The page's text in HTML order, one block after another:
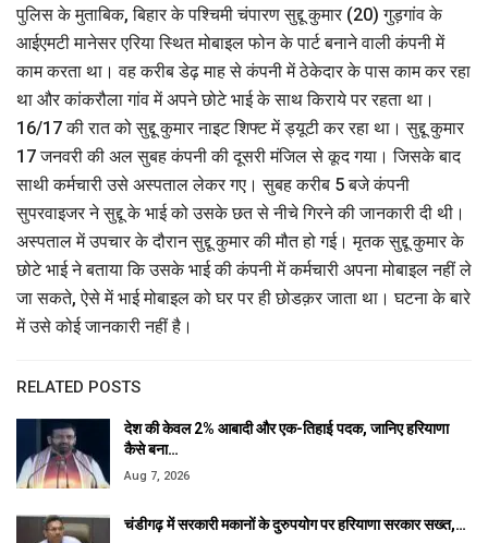
पुलिस के मुताबिक, बिहार के पश्चिमी चंपारण सुद्दू कुमार (20) गुड़गांव के
आईएमटी मानेसर एरिया स्थित मोबाइल फोन के पार्ट बनाने वाली कंपनी में
काम करता था। वह करीब डेढ़ माह से कंपनी में ठेकेदार के पास काम कर रहा
था और कांकरौला गांव में अपने छोटे भाई के साथ किराये पर रहता था।
16/17 की रात को सुद्दू कुमार नाइट शिफ्ट में ड्यूटी कर रहा था। सुद्दू कुमार
17 जनवरी की अल सुबह कंपनी की दूसरी मंजिल से कूद गया। जिसके बाद
साथी कर्मचारी उसे अस्पताल लेकर गए। सुबह करीब 5 बजे कंपनी
सुपरवाइजर ने सुद्दू के भाई को उसके छत से नीचे गिरने की जानकारी दी थी।
अस्पताल में उपचार के दौरान सुद्दू कुमार की मौत हो गई। मृतक सुद्दू कुमार के
छोटे भाई ने बताया कि उसके भाई की कंपनी में कर्मचारी अपना मोबाइल नहीं ले
जा सकते, ऐसे में भाई मोबाइल को घर पर ही छोडक़र जाता था। घटना के बारे
में उसे कोई जानकारी नहीं है।
RELATED POSTS
देश की केवल 2% आबादी और एक-तिहाई पदक, जानिए हरियाणा
कैसे बना…
Aug 7, 2026
चंडीगढ़ में सरकारी मकानों के दुरुपयोग पर हरियाणा सरकार सख्त,…